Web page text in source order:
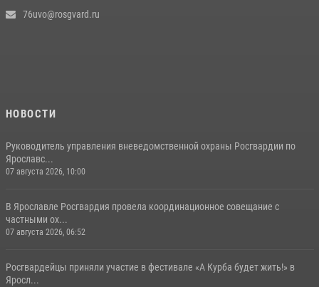
76uvo@rosgvard.ru
НОВОСТИ
Руководитель управления вневедомственной охраны Росгвардии по
Ярославс...
07 августа 2026, 10:00
В Ярославле Росгвардия провела координационное совещание с
частными ох...
07 августа 2026, 06:52
Росгвардейцы приняли участие в фестивале «А Курба будет жить!» в
Яросл...